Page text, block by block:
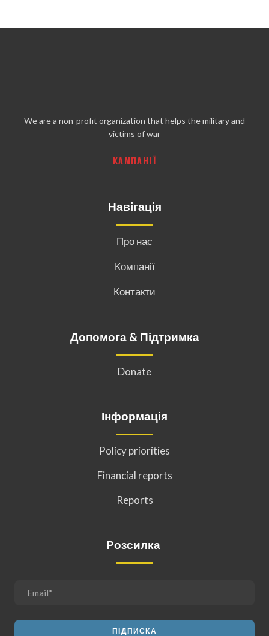
We are a non-profit organization that helps the military and
victims of war
КАМПАНІЇ
Навігація
Про нас
Компанії
Контакти
Допомога & Підтримка
Donate
Інформація
Policy priorities
Financial reports
Reports
Розсилка
ПІДПИСКА